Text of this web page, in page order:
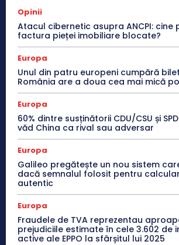
Opinii
Atacul cibernetic asupra ANCPI: cine
factura pieței imobiliare blocate?
Europa
Unul din patru europeni cumpără
România are a doua cea mai mică
Europa
60% dintre susținătorii CDU/CSU și
văd China ca rival sau adversar
Europa
Galileo pregătește un nou sistem
dacă semnalul folosit pentru
autentic
Europa
Fraudele de TVA reprezentau
prejudiciile estimate în cele 3.602 de
active ale EPPO la sfârșitul lui 2025